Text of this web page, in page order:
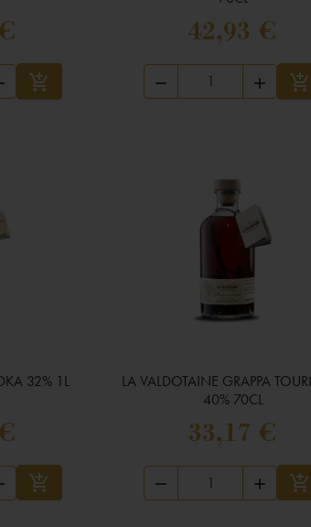

Ajouter au panier
42,93 €
  
32% 1L

Ajouter au panier
 Aperçu rapide
LA VALDOTAINE GRAPPA
40% 70CL
33,17 €
  